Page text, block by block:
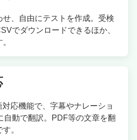
、自由にテストを作成。受検
でダウンロードできるほか、
応機能で、字幕やナレーショ
自動で翻訳。PDF等の文章を翻
。